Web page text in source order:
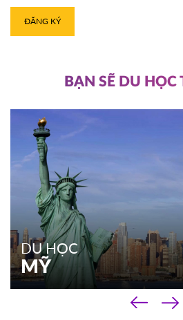
ĐĂNG KÝ
BẠN SẼ DU
DU HỌC
MỸ
‹
›